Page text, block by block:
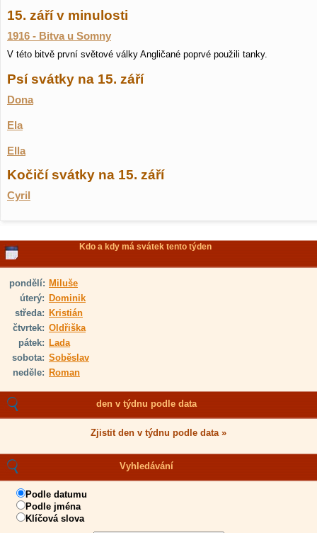
15. září v minulosti
1916 - Bitva u Somny
V této bitvě první světové války Angličané poprvé použili tanky.
Psí svátky na 15. září
Dona
Ela
Ella
Kočičí svátky na 15. září
Cyril
Kdo a kdy má svátek tento týden
pondělí: Miluše
úterý: Dominik
středa: Kristián
čtvrtek: Oldřiška
pátek: Lada
sobota: Soběslav
neděle: Roman
den v týdnu podle data
Zjistit den v týdnu podle data »
Vyhledávání
Podle datumu
Podle jména
Klíčová slova